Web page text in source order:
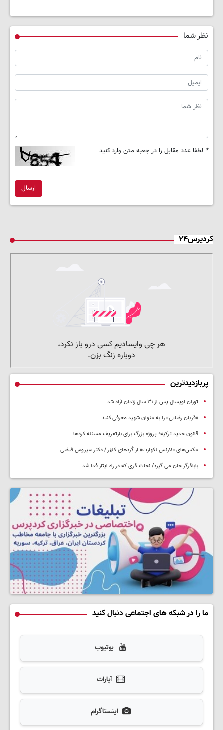
نظر شما
* لطفا عدد مقابل را در جعبه متن وارد کنید
ارسال
کردپرس۲۴
پربازدیدترین
توران اویسال پس از ۳۱ سال زندان آزاد شد
«قربان رضایی» را به عنوان شهید معرفی کنید
قانون جدید ترکیه؛ پروژه بزرگ‌ برای بازتعریف مسئله کردها
عکس‌های «لارنس لکهارت» از کُردهای کلهُر / دکتر سیروس فیضی
باباگرگر جان می گیرد/ نجات گری که در راه ایثار فدا شد
ما را در شبکه های اجتماعی دنبال کنید
یوتیوب
آپارات
اینستاگرام